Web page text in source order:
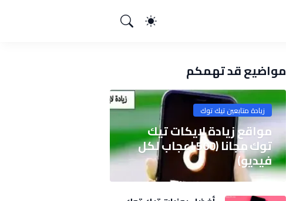
مواضيع قد تهمكم
زيادة متابعين تيك توك
مواقع زيادة لايكات تيك
توك مجانا (500 اعجاب لكل
فيديو)